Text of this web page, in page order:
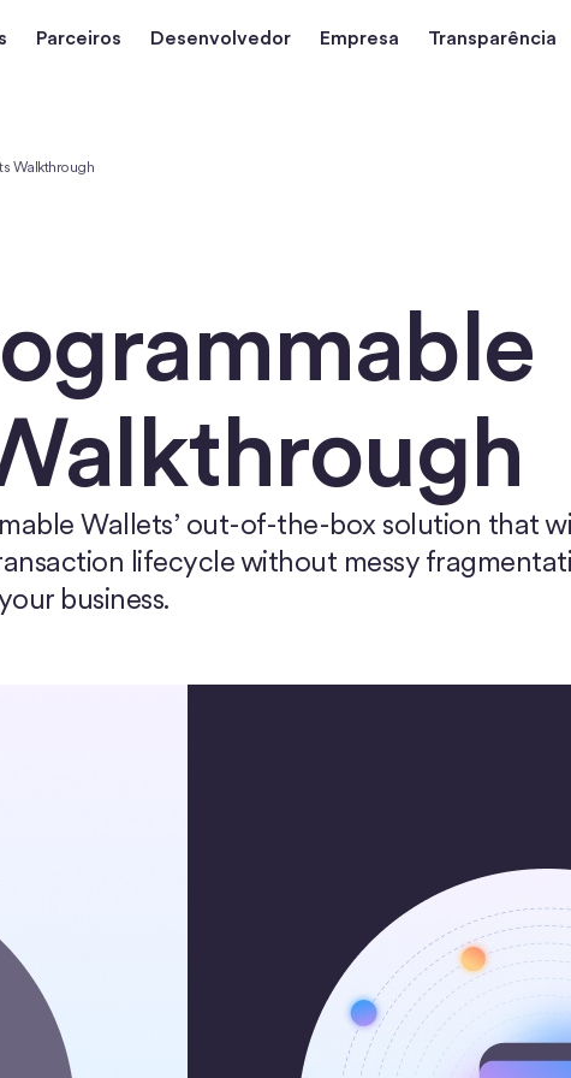
Parceiros Desenvolvedor Empresa Transparência
Walkthrough
Wallets’ out-of-the-box solution that
lifecycle without messy
business.